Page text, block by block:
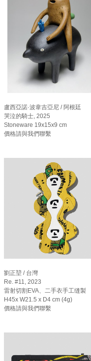
盧西亞諾·波韋吉亞尼 / 阿根廷
哭泣的騎士, 2025
Stoneware 19x15x9 cm
價格請與我們聯繫
劉正堃 / 台灣
Re. #11, 2023
雷射切割EVA、二手衣手工缝製
H45x W21.5 x D4 cm (4g)
價格請與我們聯繫